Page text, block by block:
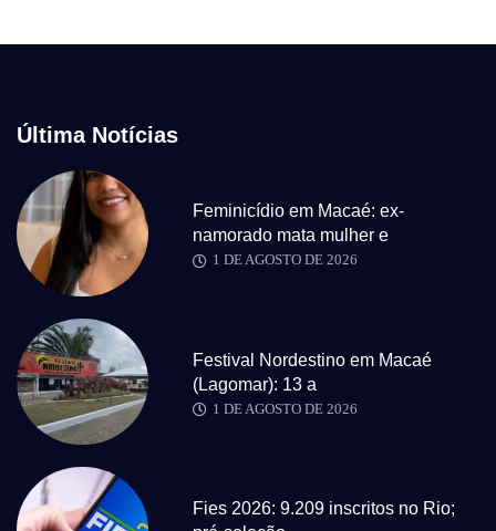
Última Notícias
Feminicídio em Macaé: ex-
namorado mata mulher e
1 DE AGOSTO DE 2026
Festival Nordestino em Macaé
(Lagomar): 13 a
1 DE AGOSTO DE 2026
Fies 2026: 9.209 inscritos no Rio;